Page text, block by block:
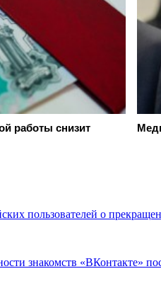
работы снизит
пользователей о
знакомств «ВКонтакте»